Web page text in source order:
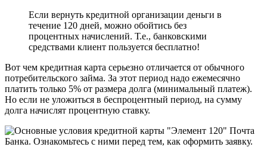
Если вернуть кредитной организации деньги в
течение 120 дней, можно обойтись без
процентных начислений. Т.е., банковскими
средствами клиент пользуется бесплатно!
Вот чем кредитная карта серьезно отличается от обычного
потребительского займа. За этот период надо ежемесячно
платить только 5% от размера долга (минимальный платеж).
Но если не уложиться в беспроцентный период, на сумму
долга начислят процентную ставку.